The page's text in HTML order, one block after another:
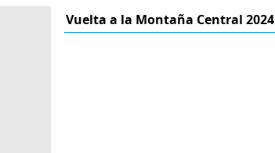
Vuelta a la Montaña Central 2024